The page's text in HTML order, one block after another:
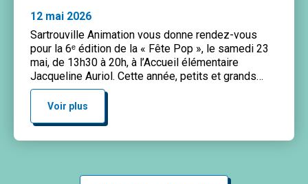
12 mai 2026
Sartrouville Animation vous donne rendez-vous
pour la 6ᵉ édition de la « Fête Pop », le samedi 23
mai, de 13h30 à 20h, à l’Accueil élémentaire
Jacqueline Auriol. Cette année, petits et grands
seront invités à vivre une aventure immersive au
cœur de l’univers légendaire du Roi Arthur.
Chevaliers, quêtes fantastiques, animations
Voir plus